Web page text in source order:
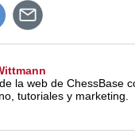
la web de ChessBase
tutoriales y marketing.